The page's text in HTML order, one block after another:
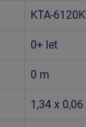
KTA-
0+ let
0 m
1,34 x